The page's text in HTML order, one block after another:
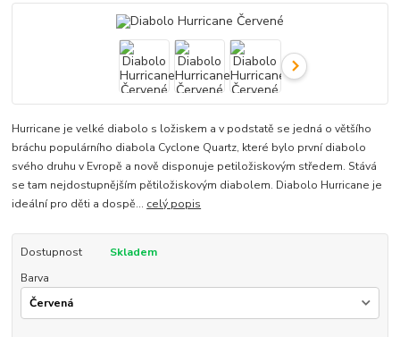
Hurricane je velké diabolo s ložiskem a v podstatě se jedná o většího
bráchu populárního diabola Cyclone Quartz, které bylo první diabolo
svého druhu v Evropě a nově disponuje petiložiskovým středem. Stává
se tam nejdostupnějším pětiložiskovým diabolem. Diabolo Hurricane je
ideální pro děti a dospě... celý popis
Dostupnost
Skladem
Barva